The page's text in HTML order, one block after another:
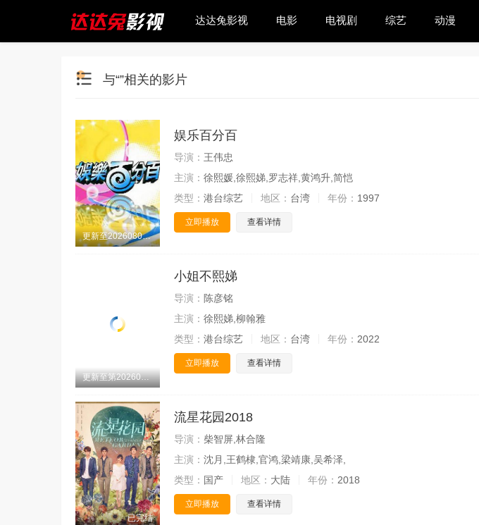
达达兔影视 电影 电视剧 综艺 动漫
与“”相关的影片
更新至20260805期
娱乐百分百
导演： 王伟忠
主演： 徐熙媛,徐熙娣,罗志祥,黄鸿升,简恺
类型： 港台综艺 地区： 台湾 年份： 1997
立即播放 查看详情
更新至第20260729期
小姐不熙娣
导演： 陈彦铭
主演： 徐熙娣,柳翰雅
类型： 港台综艺 地区： 台湾 年份： 2022
立即播放 查看详情
已完结
流星花园2018
导演： 柴智屏,林合隆
主演： 沈月,王鹤棣,官鸿,梁靖康,吴希泽,
类型： 国产 地区： 大陆 年份： 2018
立即播放 查看详情